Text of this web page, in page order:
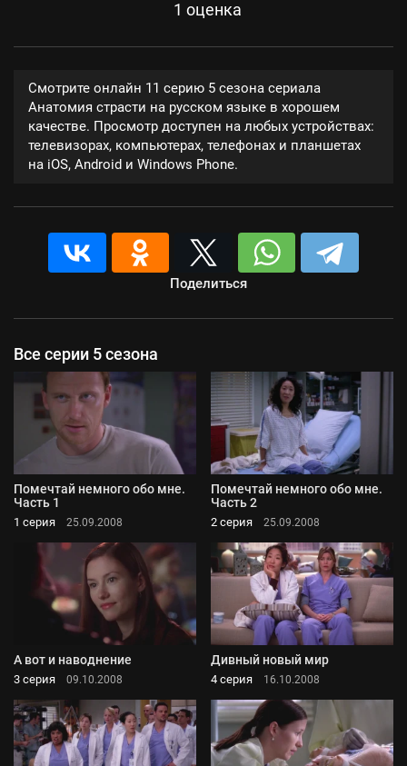
1 оценка
Смотрите онлайн 11 серию 5 сезона сериала
Анатомия страсти на русском языке в хорошем
качестве. Просмотр доступен на любых устройствах:
телевизорах, компьютерах, телефонах и планшетах
на iOS, Android и Windows Phone.
Поделиться
Все серии 5 сезона
Помечтай немного обо мне.
Часть 1
1 серия 25.09.2008
Помечтай немного обо мне.
Часть 2
2 серия 25.09.2008
А вот и наводнение
3 серия 09.10.2008
Дивный новый мир
4 серия 16.10.2008